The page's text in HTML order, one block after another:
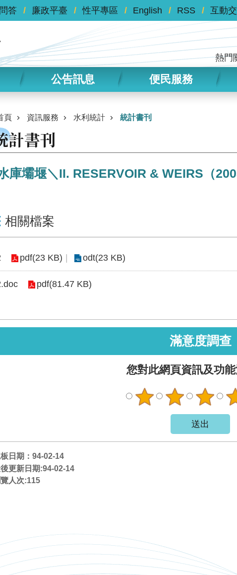
答 廉政平臺 性平專區 English RSS 互動
熱門
公告訊息 便民服務
頁 資訊服務 水利統計 統計書刊
計書刊
庫壩堰＼II. RESERVOIR & WEIRS（
相關檔案
pdf(23 KB) odt(23 KB)
pdf(81.47 KB)
滿意度調查
您對此網頁資訊及功
板日期：94-02-14
更新日期:94-02-14
人次:115